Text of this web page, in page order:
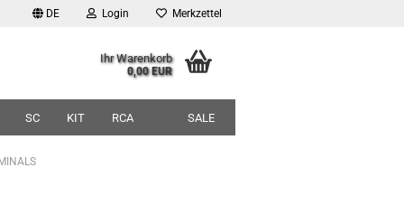
DE Login Merkzettel
Ihr Warenkorb
0,00 EUR
SC KIT RCA SALE